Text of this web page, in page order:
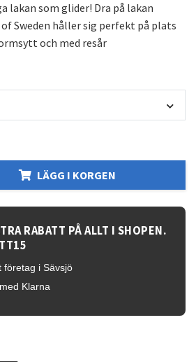
lakan som glider! Dra på lakan
Sweden håller sig perfekt på plats
och med resår
LÄGG I KORGEN
RABATT PÅ ALLT I SHOPEN.
företag i Sävsjö
Klarna